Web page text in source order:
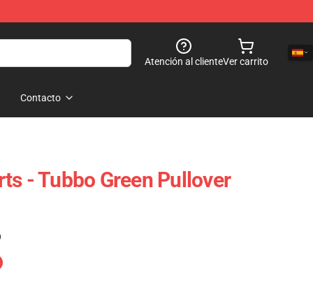
Atención al clienteVer carrito
Contacto
- Tubbo Green Pullover